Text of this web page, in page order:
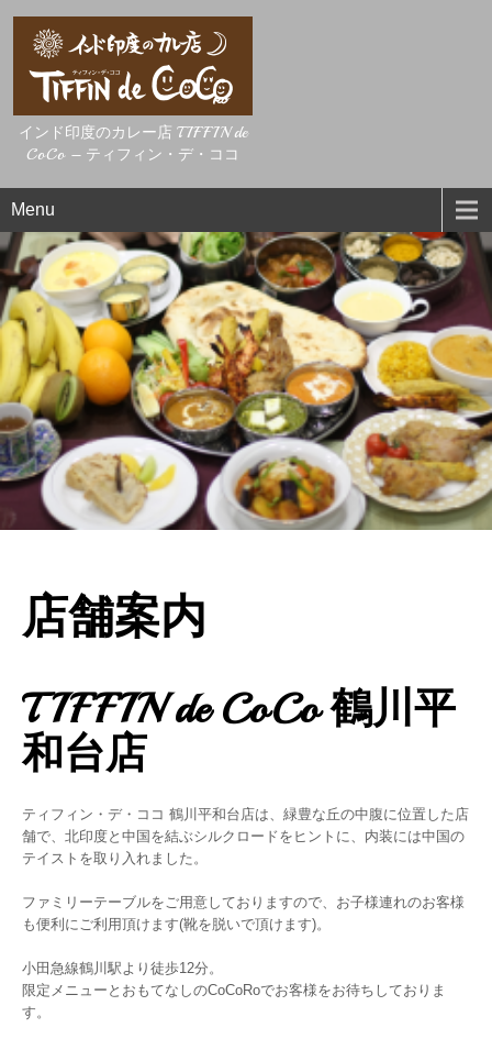
インド印度のカレー店 TIFFIN de
CoCo – ティフィン・デ・ココ
Menu
店舗案内
TIFFIN de CoCo 鶴川平
和台店
ティフィン・デ・ココ 鶴川平和台店は、緑豊な丘の中腹に位置した店
舗で、北印度と中国を結ぶシルクロードをヒントに、内装には中国の
テイストを取り入れました。
ファミリーテーブルをご用意しておりますので、お子様連れのお客様
も便利にご利用頂けます(靴を脱いで頂けます)。
小田急線鶴川駅より徒歩12分。
限定メニューとおもてなしのCoCoRoでお客様をお待ちしておりま
す。